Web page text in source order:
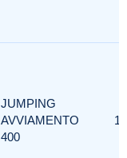
JUMPING
AVVIAMENTO
400
1